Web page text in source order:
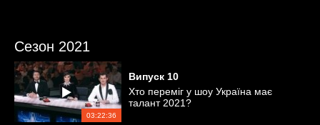
Сезон 2021
03:22:36
Випуск 10
Хто переміг у шоу Україна має
талант 2021?